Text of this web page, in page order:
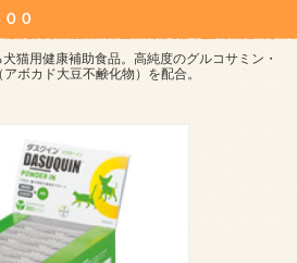
０
猫用健康補助食品。高純度のグルコサミン・
ボカド大豆不鹸化物）を配合。